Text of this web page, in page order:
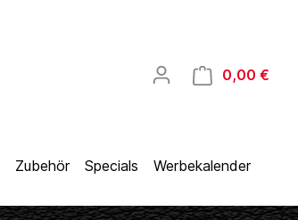
0,00 €
Zubehör Specials Werbekalender